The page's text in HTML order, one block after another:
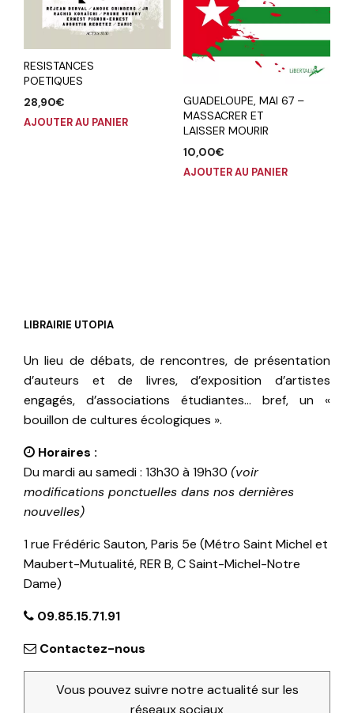
RESISTANCES
POETIQUES
28,90€
AJOUTER AU PANIER
GUADELOUPE, MAI 67 –
MASSACRER ET
LAISSER MOURIR
10,00€
AJOUTER AU PANIER
LIBRAIRIE UTOPIA
Un lieu de débats, de rencontres, de présentation
d’auteurs et de livres, d’exposition d’artistes
engagés, d’associations étudiantes… bref, un «
bouillon de cultures écologiques ».
Horaires :
Du mardi au samedi : 13h30 à 19h30 (voir
modifications ponctuelles dans nos dernières
nouvelles)
1 rue Frédéric Sauton, Paris 5e (Métro Saint Michel et
Maubert-Mutualité, RER B, C Saint-Michel-Notre
Dame)
09.85.15.71.91
Contactez-nous
Vous pouvez suivre notre actualité sur les
réseaux sociaux